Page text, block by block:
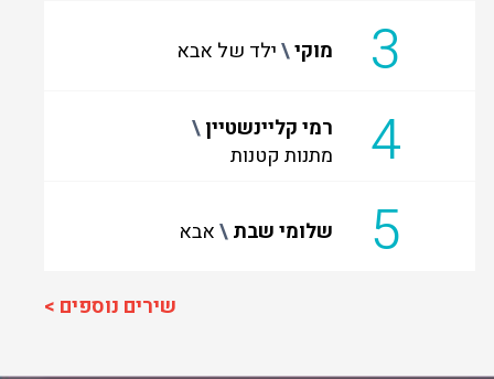
מוקי ילד של אבא
רמי קליינשטיין
מתנות קטנות
שלומי שבת אבא
שירים נוספים >